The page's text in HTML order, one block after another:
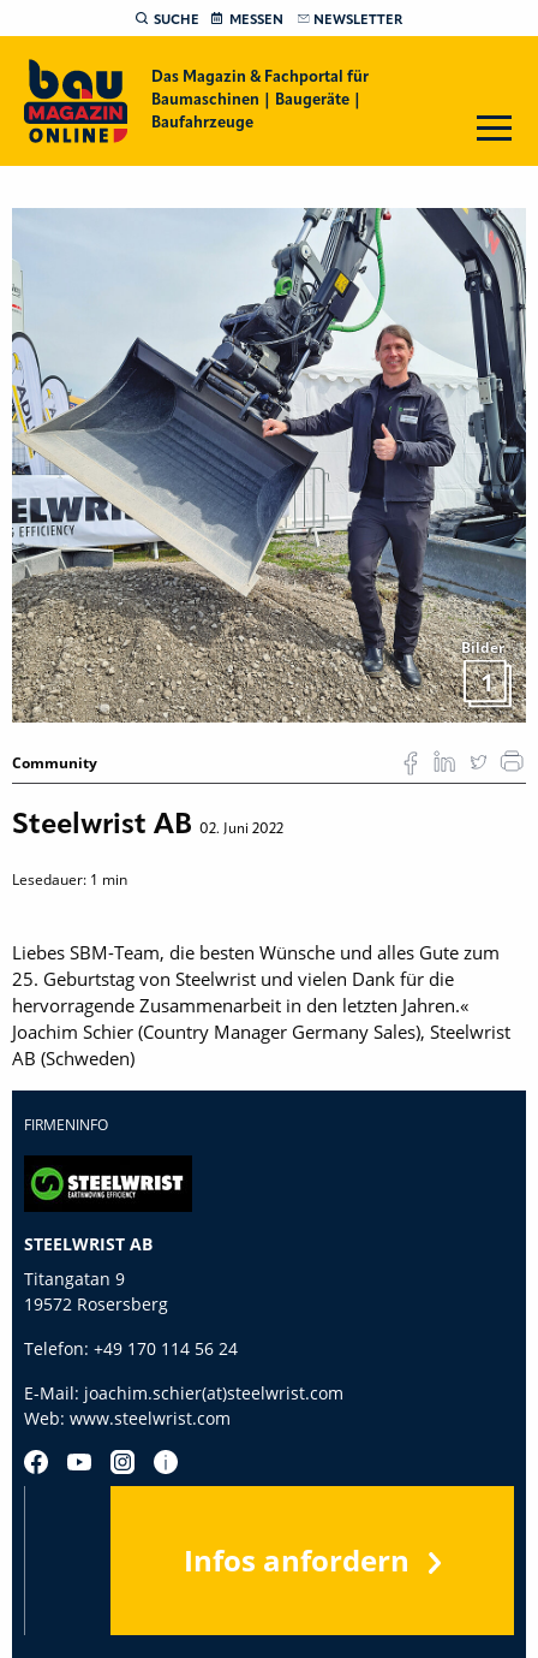
SUCHE MESSEN NEWSLETTER
Das Magazin & Fachportal für
Baumaschinen | Baugeräte |
Baufahrzeuge
Bilder
1
Community
Steelwrist AB 02. Juni 2022
Lesedauer: 1 min
Liebes SBM-Team, die besten Wünsche und alles Gute zum
25. Geburtstag von Steelwrist und vielen Dank für die
hervorragende Zusammenarbeit in den letzten Jahren.«
Joachim Schier (Country Manager Germany Sales), Steelwrist
AB (Schweden)
FIRMENINFO
STEELWRIST AB
Titangatan 9
19572 Rosersberg
Telefon: +49 170 114 56 24
E-Mail: joachim.schier(at)steelwrist.com
Web: www.steelwrist.com
Infos anfordern